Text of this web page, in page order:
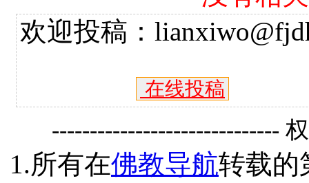
欢迎投稿：
在线投稿
------------------------------
1.所有在佛教导航转载的